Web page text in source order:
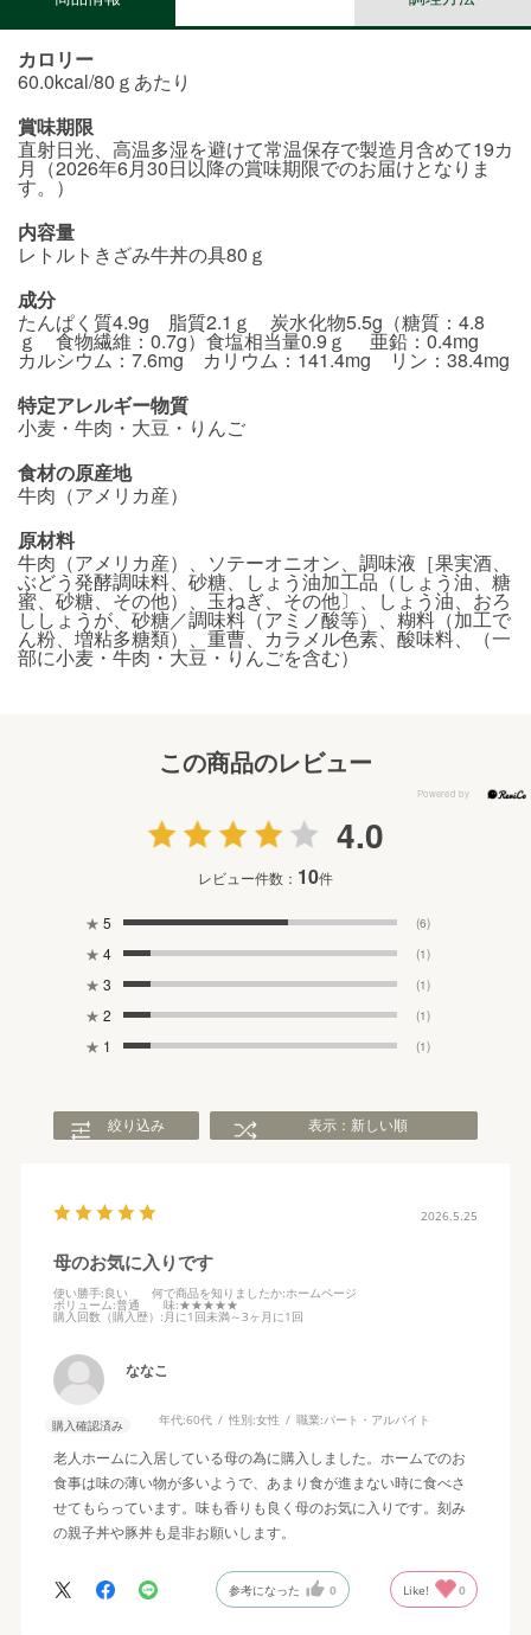
カロリー
60.0kcal/80ｇあたり
賞味期限
直射日光、高温多湿を避けて常温保存で製造月含めて19カ
月（2026年6月30日以降の賞味期限でのお届けとなりま
す。）
内容量
レトルトきざみ牛丼の具80ｇ
成分
たんぱく質4.9g 脂質2.1ｇ 炭水化物5.5g（糖質：4.8
ｇ 食物繊維：0.7g）食塩相当量0.9ｇ 亜鉛：0.4mg
カルシウム：7.6mg カリウム：141.4mg リン：38.4mg
特定アレルギー物質
小麦・牛肉・大豆・りんご
食材の原産地
牛肉（アメリカ産）
原材料
牛肉（アメリカ産）、ソテーオニオン、調味液［果実酒、
ぶどう発酵調味料、砂糖、しょう油加工品（しょう油、糖
蜜、砂糖、その他）、玉ねぎ、その他〕、しょう油、おろ
ししょうが、砂糖／調味料（アミノ酸等）、糊料（加工で
ん粉、増粘多糖類）、重曹、カラメル色素、酸味料、（一
部に小麦・牛肉・大豆・りんごを含む）
この商品のレビュー
4.0
レビュー件数： 10件
★ 5 (6)
★ 4 (1)
★ 3 (1)
★ 2 (1)
★ 1 (1)
絞り込み 表示：新しい順
2026.5.25
母のお気に入りです
使い勝手:良い 何で商品を知りましたか:ホームページ
ボリューム:普通 味:★★★★★
購入回数（購入歴） :月に1回未満～3ヶ月に1回
ななこ
購入確認済み 年代:60代 性別:女性 職業:パート・アルバイト
老人ホームに入居している母の為に購入しました。ホームでのお
食事は味の薄い物が多いようで、あまり食が進まない時に食べさ
せてもらっています。味も香りも良く母のお気に入りです。刻み
の親子丼や豚丼も是非お願いします。
参考になった 0 Like! 0